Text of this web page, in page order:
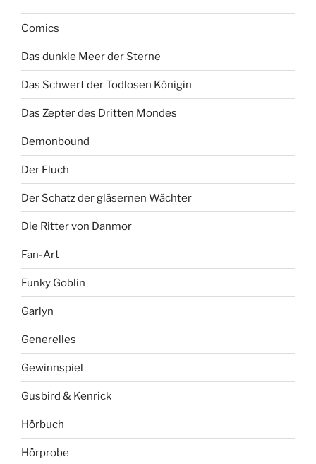
Comics
Das dunkle Meer der Sterne
Das Schwert der Todlosen Königin
Das Zepter des Dritten Mondes
Demonbound
Der Fluch
Der Schatz der gläsernen Wächter
Die Ritter von Danmor
Fan-Art
Funky Goblin
Garlyn
Generelles
Gewinnspiel
Gusbird & Kenrick
Hörbuch
Hörprobe